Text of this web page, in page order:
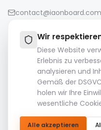
Wir
Diese Website
Erlebnis zu
analysieren und
Gemäß der
holen wir Ihre
wesentliche
Alle akzeptieren
contact@iaonboard.com
Mediendateien (Bilder,
14 Tage